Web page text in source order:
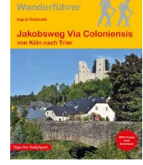
Zu
Wunschliste
hinzufügen